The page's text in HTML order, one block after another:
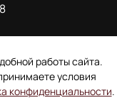
на рассылку
данных
работы сайта.
условия
конфиденциальности.